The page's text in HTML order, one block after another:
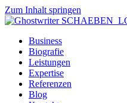
Zum Inhalt springen
Business
Biografie
Leistungen
Expertise
Referenzen
Blog